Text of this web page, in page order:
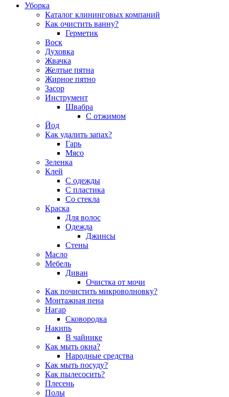
Уборка
Каталог клининговых компаний
Как очистить ванну?
Герметик
Воск
Духовка
Жвачка
Желтые пятна
Жирное пятно
Засор
Инструмент
Швабра
С отжимом
Йод
Как удалить запах?
Гарь
Мясо
Зеленка
Клей
С одежды
С пластика
Со стекла
Краска
Для волос
Одежда
Джинсы
Стены
Масло
Мебель
Диван
Очистка от мочи
Как почистить микроволновку?
Монтажная пена
Нагар
Сковородка
Накипь
В чайнике
Как мыть окна?
Народные средства
Как мыть посуду?
Как пылесосить?
Плесень
Полы